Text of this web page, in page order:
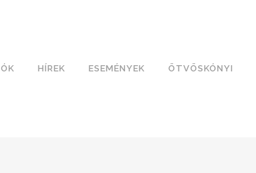
HÍREK ESEMÉNYEK ÖTVÖSKÓNYI